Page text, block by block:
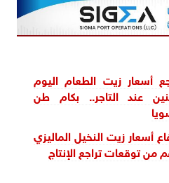
أسعار زيت الطعام اليوم
عند التاجر.. بكام طن
أسعار زيت النخيل الماليزي
من توقعات تراجع الإنتاج